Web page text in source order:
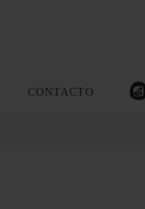
CONTACTO